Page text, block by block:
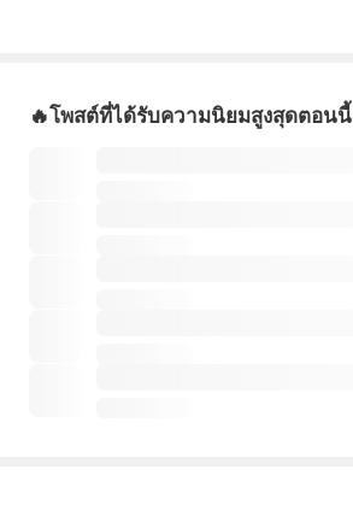
🔥โพสต์ที่ได้รับความนิยมสูงสุดตอนนี้